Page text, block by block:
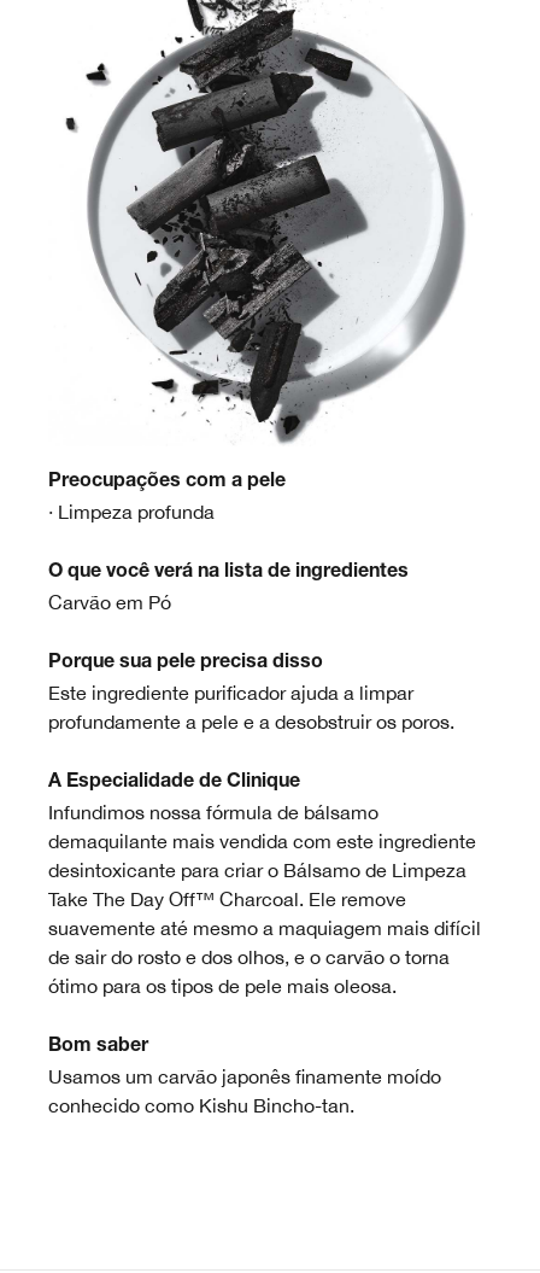
Preocupações com a pele
· Limpeza profunda
O que você verá na lista de ingredientes
Carvão em Pó
Porque sua pele precisa disso
Este ingrediente purificador ajuda a limpar
profundamente a pele e a desobstruir os poros.
A Especialidade de Clinique
Infundimos nossa fórmula de bálsamo
demaquilante mais vendida com este ingrediente
desintoxicante para criar o Bálsamo de Limpeza
Take The Day Off™ Charcoal. Ele remove
suavemente até mesmo a maquiagem mais difícil
de sair do rosto e dos olhos, e o carvão o torna
ótimo para os tipos de pele mais oleosa.
Bom saber
Usamos um carvão japonês finamente moído
conhecido como Kishu Bincho-tan.